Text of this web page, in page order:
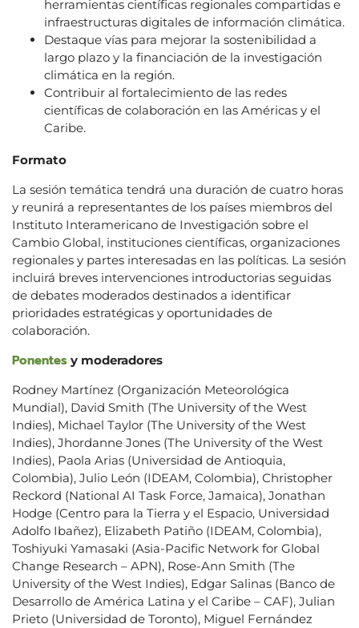
herramientas científicas regionales compartidas e
infraestructuras digitales de información climática.
Destaque vías para mejorar la sostenibilidad a
largo plazo y la financiación de la investigación
climática en la región.
Contribuir al fortalecimiento de las redes
científicas de colaboración en las Américas y el
Caribe.
Formato
La sesión temática tendrá una duración de cuatro horas
y reunirá a representantes de los países miembros del
Instituto Interamericano de Investigación sobre el
Cambio Global, instituciones científicas, organizaciones
regionales y partes interesadas en las políticas. La sesión
incluirá breves intervenciones introductorias seguidas
de debates moderados destinados a identificar
prioridades estratégicas y oportunidades de
colaboración.
Ponentes y moderadores
Rodney Martínez (Organización Meteorológica
Mundial), David Smith (The University of the West
Indies), Michael Taylor (The University of the West
Indies), Jhordanne Jones (The University of the West
Indies), Paola Arias (Universidad de Antioquia,
Colombia), Julio León (IDEAM, Colombia), Christopher
Reckord (National AI Task Force, Jamaica), Jonathan
Hodge (Centro para la Tierra y el Espacio, Universidad
Adolfo Ibañez), Elizabeth Patiño (IDEAM, Colombia),
Toshiyuki Yamasaki (Asia-Pacific Network for Global
Change Research – APN), Rose-Ann Smith (The
University of the West Indies), Edgar Salinas (Banco de
Desarrollo de América Latina y el Caribe – CAF), Julian
Prieto (Universidad de Toronto), Miguel Fernández